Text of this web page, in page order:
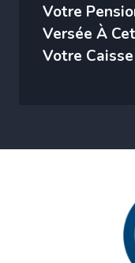
Votre
Versée À
Votre Caisse